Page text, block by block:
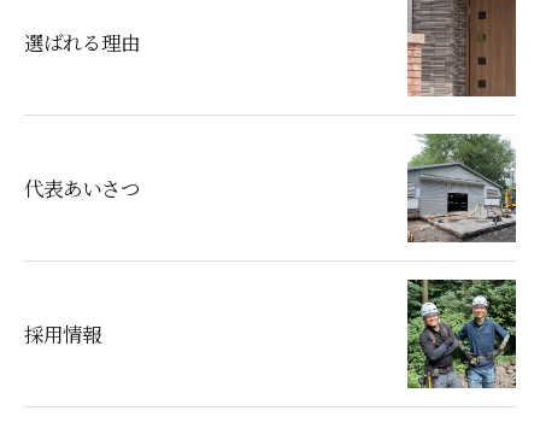
選ばれる理由
代表あいさつ
採用情報